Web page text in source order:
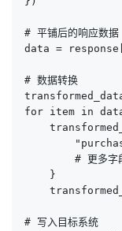
# 平铺后的响应数据
data =
# 数据转换
for item in
# 更多字
    }
# 写入目标系统